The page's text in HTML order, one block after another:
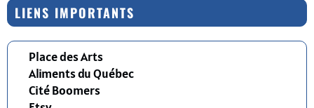
LIENS IMPORTANTS
Place des Arts
Aliments du Québec
Cité Boomers